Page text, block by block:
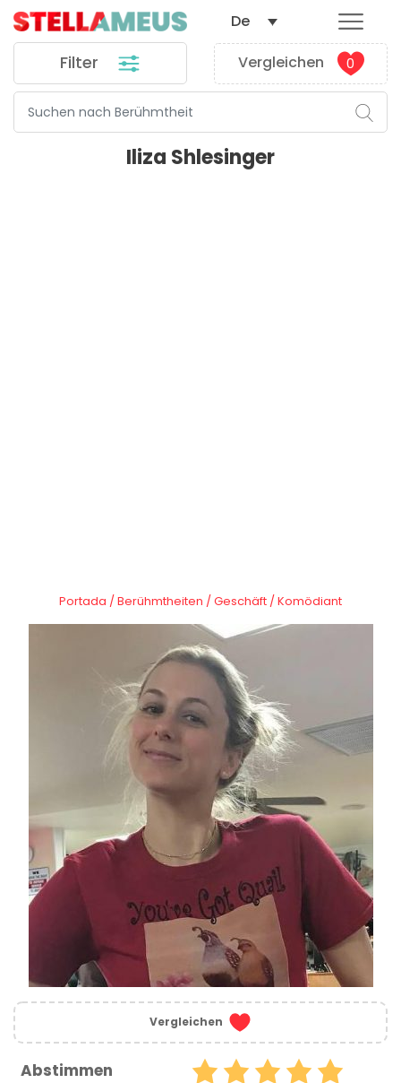
Filter Vergleichen 0
De
Iliza Shlesinger
Portada /Berühmtheiten /Geschäft /Komödiant
Vergleichen
Abstimmen